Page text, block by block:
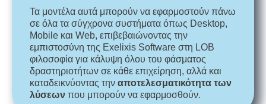
Τα μοντέλα αυτά μπορούν να εφαρμοστούν πάνω
σε όλα τα σύγχρονα συστήματα όπως Desktop,
Mobile και Web, επιβεβαιώνοντας την
εμπιστοσύνη της Exelixis Software στη LOB
φιλοσοφία για κάλυψη όλου του φάσματος
δραστηριοτήτων σε κάθε επιχείρηση, αλλά και
καταδεικνύοντας την αποτελεσματικότητα των
λύσεων που μπορούν να εφαρμοσθούν.